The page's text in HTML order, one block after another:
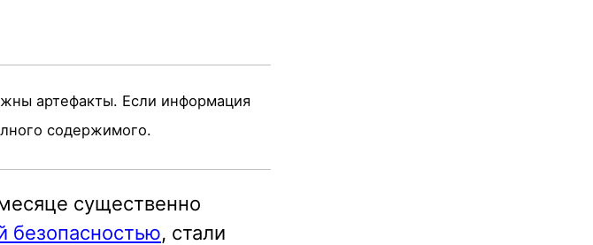
артефакты. Если информация
содержимого.
существенно
безопасностью, стали